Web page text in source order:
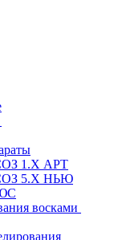
1.Х АРТ
5.Х НЬЮ
восками